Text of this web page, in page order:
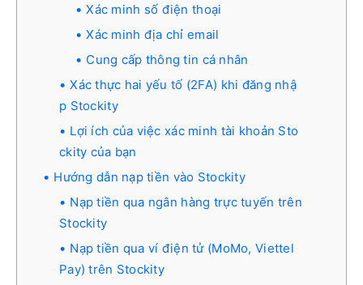
Xác minh số điện thoại
Xác minh địa chỉ email
Cung cấp thông tin cá nhân
Xác thực hai yếu tố (2FA) khi đăng nhậ
p Stockity
Lợi ích của việc xác minh tài khoản Sto
ckity của bạn
Hướng dẫn nạp tiền vào Stockity
Nạp tiền qua ngân hàng trực tuyến trên
Stockity
Nạp tiền qua ví điện tử (MoMo, Viettel
Pay) trên Stockity